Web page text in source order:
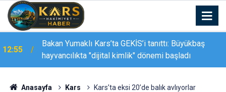
12:55
Bakan Yumaklı Kars’ta GEKİS’i tanıttı: Büyükbaş
hayvancılıkta "dijital kimlik" dönemi başladı
Anasayfa Kars Kars’ta eksi 20’de balık avlıyorlar